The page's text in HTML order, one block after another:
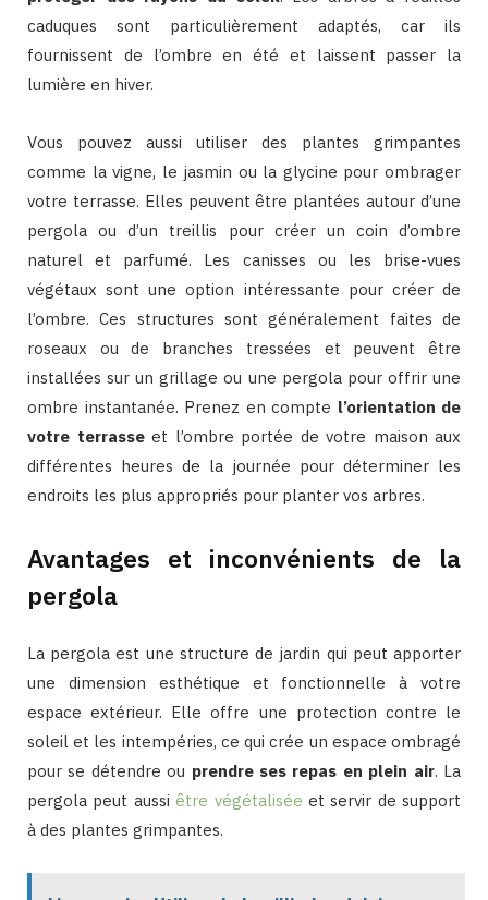
caduques sont particulièrement adaptés, car ils
fournissent de l’ombre en été et laissent passer la
lumière en hiver.
Vous pouvez aussi utiliser des plantes grimpantes
comme la vigne, le jasmin ou la glycine pour ombrager
votre terrasse. Elles peuvent être plantées autour d’une
pergola ou d’un treillis pour créer un coin d’ombre
naturel et parfumé. Les canisses ou les brise-vues
végétaux sont une option intéressante pour créer de
l’ombre. Ces structures sont généralement faites de
roseaux ou de branches tressées et peuvent être
installées sur un grillage ou une pergola pour offrir une
ombre instantanée. Prenez en compte l’orientation de
votre terrasseet l’ombre portée de votre maison aux
différentes heures de la journée pour déterminer les
endroits les plus appropriés pour planter vos arbres.
Avantages et inconvénients de la
pergola
La pergola est une structure de jardin qui peut apporter
une dimension esthétique et fonctionnelle à votre
espace extérieur. Elle offre une protection contre le
soleil et les intempéries, ce qui crée un espace ombragé
pour se détendre ou prendre ses repas en plein air. La
pergola peut aussiêtre végétalisée et servir de support
à des plantes grimpantes.